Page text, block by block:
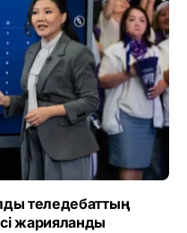
теледебаттың
жарияланды